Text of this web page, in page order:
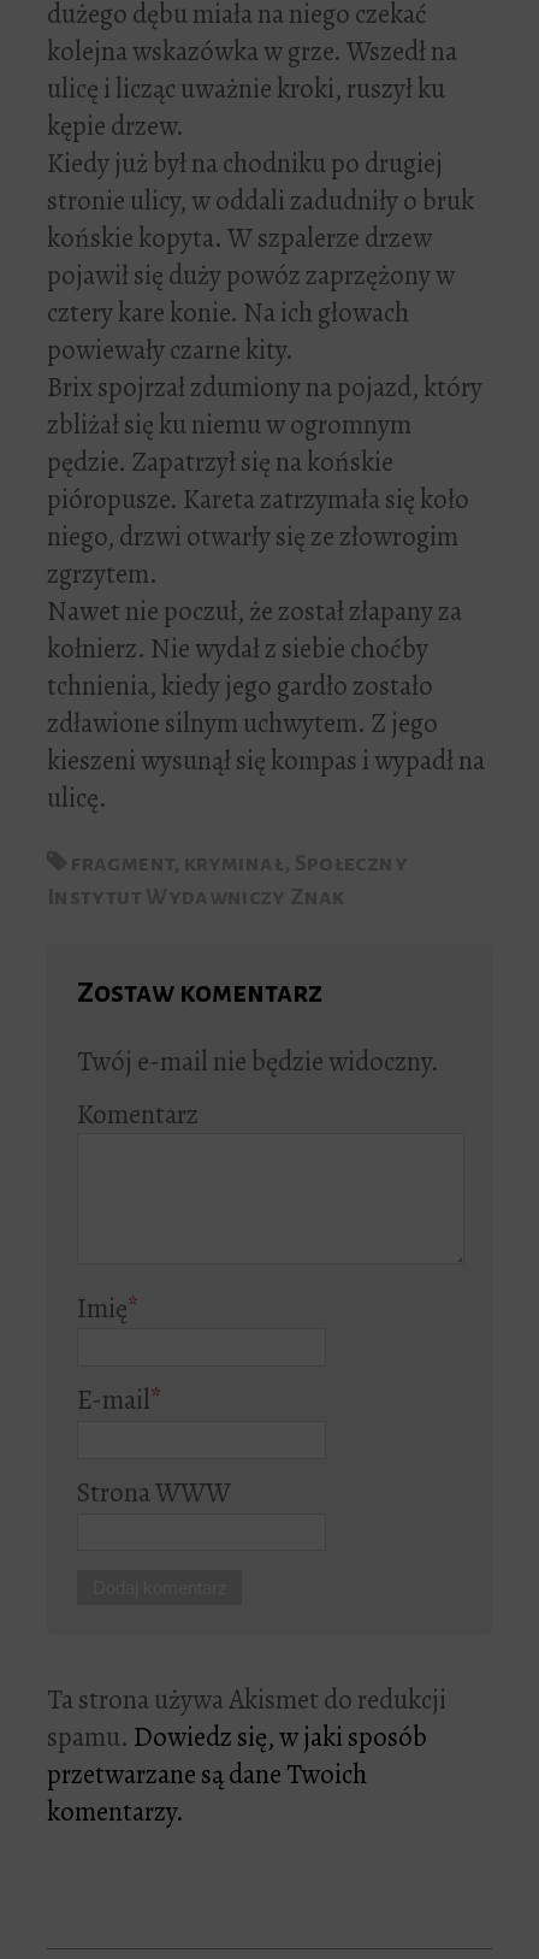
dużego dębu miała na niego czekać
kolejna wskazówka w grze. Wszedł na
ulicę i licząc uważnie kroki, ruszył ku
kępie drzew.
Kiedy już był na chodniku po drugiej
stronie ulicy, w oddali zadudniły o bruk
końskie kopyta. W szpalerze drzew
pojawił się duży powóz zaprzężony w
cztery kare konie. Na ich głowach
powiewały czarne kity.
Brix spojrzał zdumiony na pojazd, który
zbliżał się ku niemu w ogromnym
pędzie. Zapatrzył się na końskie
pióropusze. Kareta zatrzymała się koło
niego, drzwi otwarły się ze złowrogim
zgrzytem.
Nawet nie poczuł, że został złapany za
kołnierz. Nie wydał z siebie choćby
tchnienia, kiedy jego gardło zostało
zdławione silnym uchwytem. Z jego
kieszeni wysunął się kompas i wypadł na
ulicę.
Zostaw komentarz
Twój e-mail nie będzie widoczny.
Komentarz
Imię*
E-mail*
Strona WWW
Ta strona używa Akismet do redukcji
spamu. Dowiedz się, w jaki sposób
przetwarzane są dane Twoich
komentarzy.